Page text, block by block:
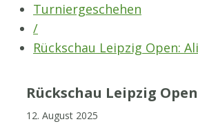
Turniergeschehen
/
Rückschau Leipzig Open:
Rückschau Leipzig
12. August 2025